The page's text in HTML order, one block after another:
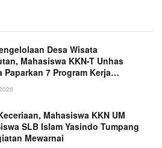
Desa Wisata
Mahasiswa KKN-T Unhas
Paparkan 7 Program Kerja
Mahasiswa KKN UM
SLB Islam Yasindo Tumpang
Mewarnai